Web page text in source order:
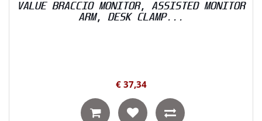
VALUE BRACCIO MONITOR, ASSISTED MONITOR
ARM, DESK CLAMP...
€ 37,34